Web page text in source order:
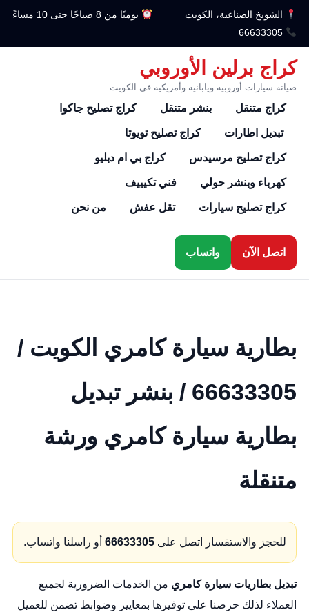
الشويخ الصناعية، الكويت
يوميًا من 8 صباحًا حتى 10 مساءً
66633305
كراج برلين الأوروبي
صيانة سيارات أوروبية ويابانية وأمريكية في الكويت
كراج متنقل بنشر متنقل كراج تصليح جاكوا
تبديل اطارات كراج تصليح تويوتا
كراج تصليح مرسيدس كراج بي ام دبليو
كهرباء وبنشر حولي فني تكيييف
كراج تصليح سيارات تقل عفش من نحن
اتصل الآن واتساب
بطارية سيارة كامري الكويت /
66633305 / بنشر تبديل
بطارية سيارة كامري ورشة
متنقلة
للحجز والاستفسار اتصل على 66633305أو راسلنا واتساب.
تبديل بطاريات سيارة كامري من الخدمات الضرورية لجميع
العملاء لذلك حرصنا على توفيرها بمعايير وضوابط تضمن للعميل